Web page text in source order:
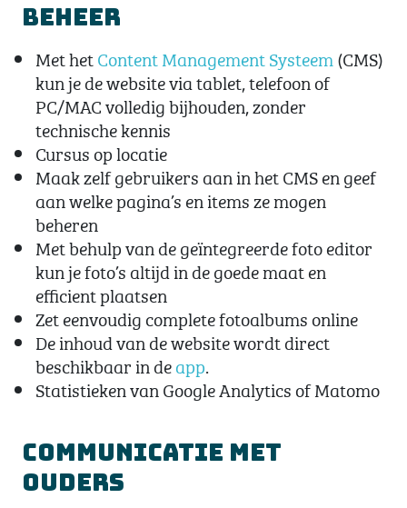
Beheer
Met hetContent Management Systeem(CMS)
kun je de website via tablet, telefoon of
PC/MAC volledig bijhouden, zonder
technische kennis
Cursus op locatie
Maak zelf gebruikers aan in het CMS en geef
aan welke pagina’s en items ze mogen
beheren
Met behulp van de geïntegreerde foto editor
kun je foto’s altijd in de goede maat en
efficient plaatsen
Zet eenvoudig complete fotoalbums online
De inhoud van de website wordt direct
beschikbaar in deapp.
Statistieken van Google Analytics of Matomo
Communicatie met
ouders